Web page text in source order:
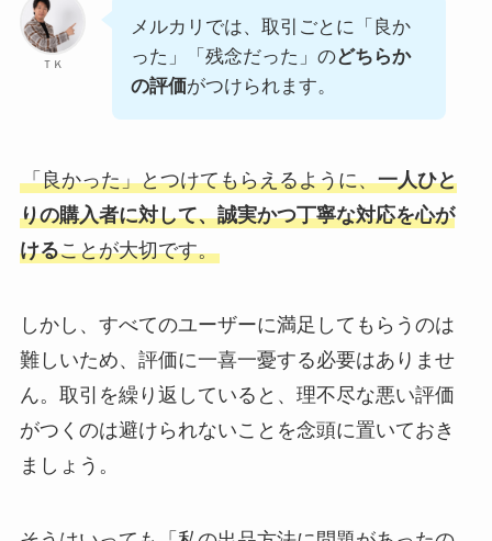
ＴＫ
メルカリでは、取引ごとに「良か
った」「残念だった」のどちらか
の評価がつけられます。
「良かった」とつけてもらえるように、一人ひと
りの購入者に対して、誠実かつ丁寧な対応を心が
けることが大切です。
しかし、すべてのユーザーに満足してもらうのは
難しいため、評価に一喜一憂する必要はありませ
ん。取引を繰り返していると、理不尽な悪い評価
がつくのは避けられないことを念頭に置いておき
ましょう。